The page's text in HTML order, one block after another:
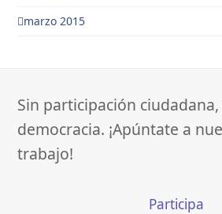
marzo 2015
Sin participación
democracia. ¡Apúntate a
trabajo!
Participa